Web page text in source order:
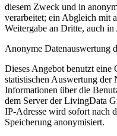
diesem Zweck und in
verarbeitet; ein Abgleich mit
Weitergabe an Dritte, auch
Anonyme Datenauswertung
Dieses Angebot benutzt eine
statistischen Auswertung der
Informationen über die
dem Server der LivingData
IP-Adresse wird sofort nach
Speicherung anonymisiert.